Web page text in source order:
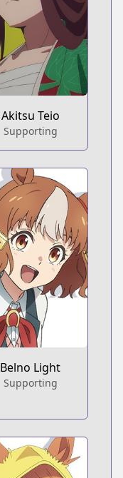
Akitsu Teio
Supporting
Belno Light
Supporting